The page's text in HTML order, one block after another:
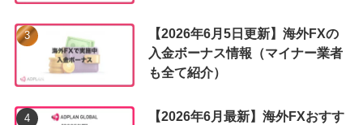
【2026年6月5日更新】海外FXの
入金ボーナス情報（マイナー業者
も全て紹介）
【2026年6月最新】海外FXおすす